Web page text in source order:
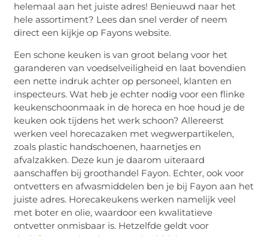
helemaal aan het juiste adres! Benieuwd naar het
hele assortiment? Lees dan snel verder of neem
direct een kijkje op Fayons website.
Een schone keuken is van groot belang voor het
garanderen van voedselveiligheid en laat bovendien
een nette indruk achter op personeel, klanten en
inspecteurs. Wat heb je echter nodig voor een flinke
keukenschoonmaak in de horeca en hoe houd je de
keuken ook tijdens het werk schoon? Allereerst
werken veel horecazaken met wegwerpartikelen,
zoals plastic handschoenen, haarnetjes en
afvalzakken. Deze kun je daarom uiteraard
aanschaffen bij groothandel Fayon. Echter, ook voor
ontvetters en afwasmiddelen ben je bij Fayon aan het
juiste adres. Horecakeukens werken namelijk veel
met boter en olie, waardoor een kwalitatieve
ontvetter onmisbaar is. Hetzelfde geldt voor